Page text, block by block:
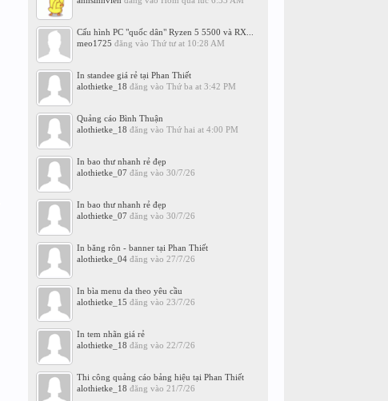
Cấu hình PC "quốc dân" Ryzen 5 5500 và RX...
meo1725 đăng vào Thứ tư at 10:28 AM
In standee giá rẻ tại Phan Thiết
alothietke_18 đăng vào Thứ ba at 3:42 PM
Quảng cáo Bình Thuận
alothietke_18 đăng vào Thứ hai at 4:00 PM
In bao thư nhanh rẻ đẹp
alothietke_07 đăng vào 30/7/26
In bao thư nhanh rẻ đẹp
alothietke_07 đăng vào 30/7/26
In băng rôn - banner tại Phan Thiết
alothietke_04đăng vào 27/7/26
In bìa menu da theo yêu cầu
alothietke_15 đăng vào 23/7/26
In tem nhãn giá rẻ
alothietke_18 đăng vào 22/7/26
Thi công quảng cáo bảng hiệu tại Phan Thiết
alothietke_18 đăng vào 21/7/26